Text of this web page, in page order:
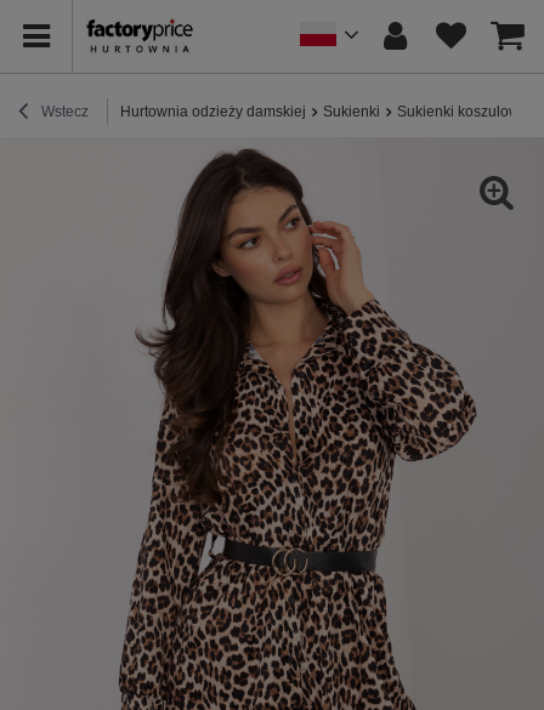
Wstecz Hurtownia odzieży damskiej Sukienki Sukienki koszulowe